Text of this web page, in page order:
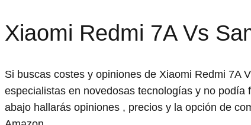
Xiaomi Redmi 7A Vs
Si buscas costes y opiniones de Xiaomi Redmi 7A
especialistas en novedosas tecnologías y no
abajo hallarás opiniones , precios y la opción de